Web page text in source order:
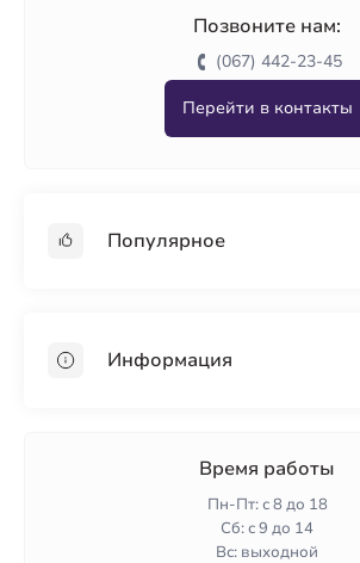
Позвоните нам:
(067) 442-23-45
Перейти в контакты
Популярное
ПенопластИнформация
Политика конфиденциальности
Время работы
Пн-Пт: с 8 до 18
Сб: с 9 до 14
Вс: выходной